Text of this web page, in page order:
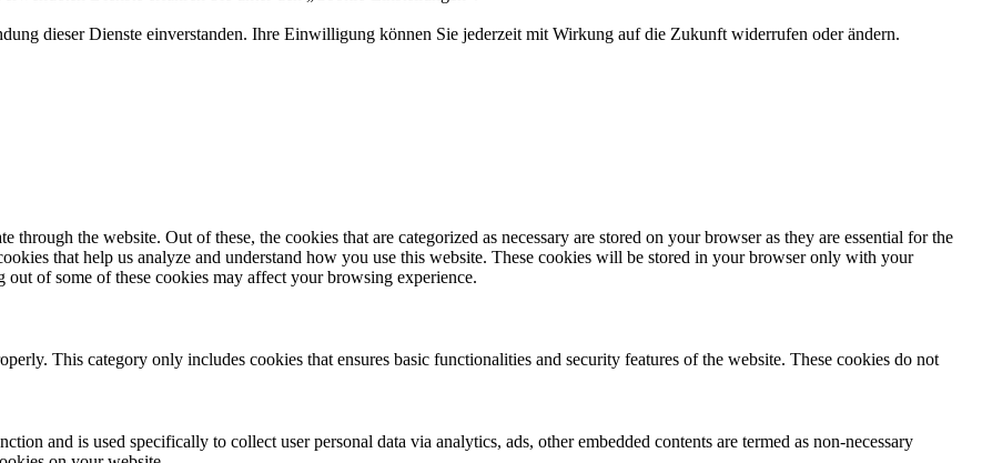
dieser Dienste einverstanden. Ihre Einwilligung können Sie jederzeit mit Wirkung auf die Zukunft widerrufen oder ändern.
the website. Out of these, the cookies that are categorized as necessary are stored on your browser as they are essential for the
that help us analyze and understand how you use this website. These cookies will be stored in your browser only with your
of some of these cookies may affect your browsing experience.
This category only includes cookies that ensures basic functionalities and security features of the website. These cookies do not
and is used specifically to collect user personal data via analytics, ads, other embedded contents are termed as non-necessary